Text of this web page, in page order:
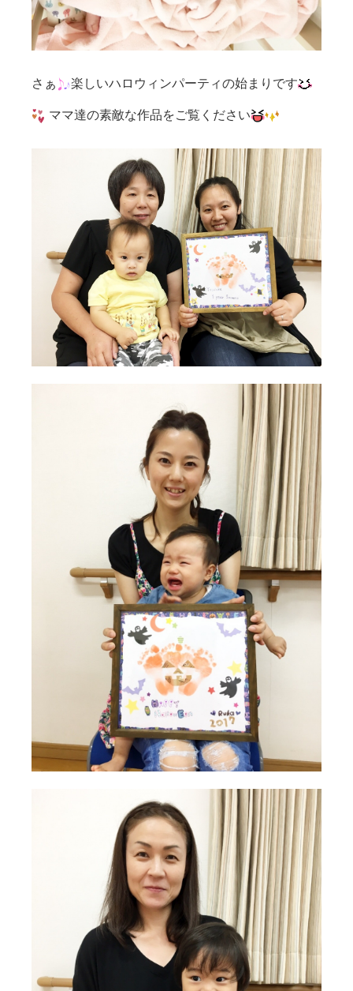
さぁ 楽しいハロウィンパーティの始まりです
ママ達の素敵な作品をご覧ください